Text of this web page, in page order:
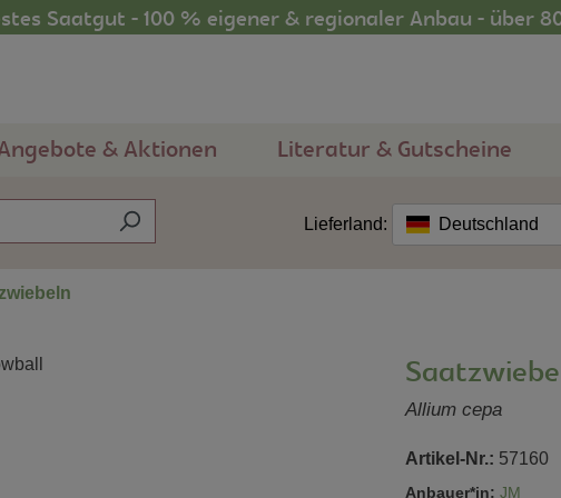
Saatgut - 100 % eigener & regionaler Anbau - über
& Aktionen Literatur & Gutscheine
Lieferland: Deutschland
Allium cepa
Artikel-Nr.: 57160
Anbauer*in: JM